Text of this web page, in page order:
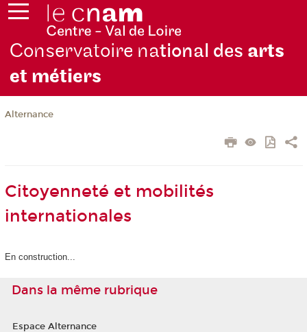
Conservatoire national des arts
et métiers
Alternance
Citoyenneté et mobilités
internationales
En construction...
Dans la même rubrique
Espace Alternance